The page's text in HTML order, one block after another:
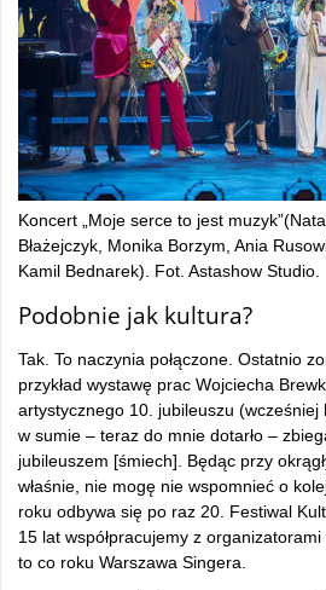
Koncert „Moje serce to jest
Błażejczyk, Monika Borzym, Ania
Kamil Bednarek). Fot. Astashow Studio.
Podobnie jak kultura?
Tak. To naczynia połączone. Ostatnio
przykład wystawę prac Wojciecha
artystycznego 10. jubileuszu (wcześniej
w sumie – teraz do mnie dotarło –
jubileuszem [śmiech]. Będąc przy
właśnie, nie mogę nie wspomnieć o
roku odbywa się po raz 20. Festiwal
15 lat współpracujemy z
to co roku Warszawa Singera.